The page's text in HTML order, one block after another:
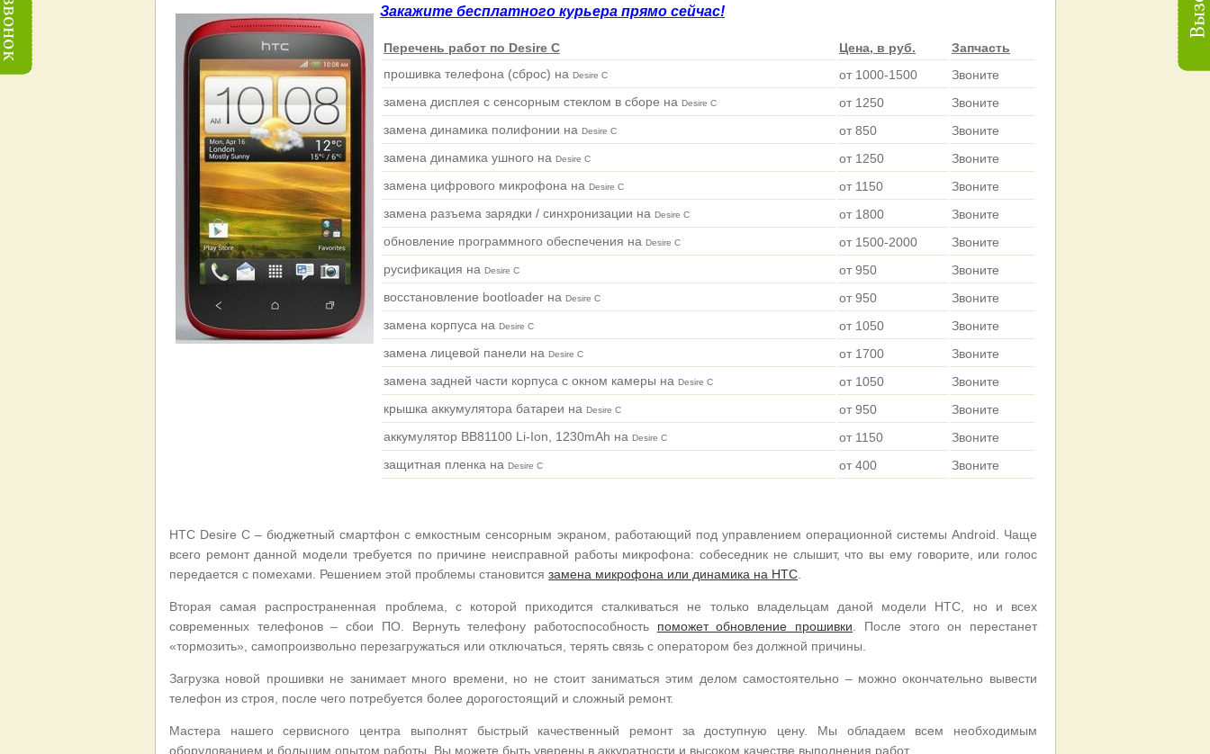
Закажите бесплатного курьера прямо сейчас!
Перечень работ по Desire C Цена, в руб.
Запчасть
прошивка телефона (сброс) на Desire C от 1000-1500
Звоните
замена дисплея с сенсорным стеклом в сборе на Desire C от 1250
Звоните
замена динамика полифонии на Desire C от 850
Звоните
замена динамика ушного на Desire C от 1250
Звоните
замена цифрового микрофона на Desire C от 1150
Звоните
замена разъема зарядки / синхронизации на Desire C от 1800
Звоните
обновление программного обеспечения на Desire C от 1500-2000
Звоните
русификация на Desire C от 950
Звоните
восстановление bootloader на Desire C от 950
Звоните
замена корпуса на Desire C от 1050
Звоните
замена лицевой панели на Desire C от 1700
Звоните
замена задней части корпуса с окном камеры на Desire C от 1050
Звоните
крышка аккумулятора батареи на Desire C от 950
Звоните
аккумулятор BB81100 Li-Ion, 1230mAh на Desire C от 1150
Звоните
защитная пленка на Desire C от 400 Звоните
HTC Desire C – бюджетный смартфон с емкостным сенсорным экраном, работающий под управлением операционной системы Android. Чаще
всего ремонт данной модели требуется по причине неисправной работы микрофона: собеседник не слышит, что вы ему говорите, или голос
передается с помехами. Решением этой проблемы становится замена микрофона или динамика на HTC
Вторая самая распространенная проблема, с которой приходится сталкиваться не только владельцам даной модели HTC, но и всех
современных телефонов – сбои ПО. Вернуть телефону работоспособность поможет обновление прошивки . После этого он перестанет
«тормозить», самопроизвольно перезагружаться или отключаться, терять связь с оператором без должной причины.
Загрузка новой прошивки не занимает много времени, но не стоит заниматься этим делом самостоятельно – можно окончательно вывести
телефон из строя, после чего потребуется более дорогостоящий и сложный ремонт.
Мастера нашего сервисного центра выполнят быстрый качественный ремонт за доступную цену. Мы обладаем всем необходимым
оборудованием и большим опытом работы. Вы можете быть уверены в аккуратности и высоком качестве выполнения работ.